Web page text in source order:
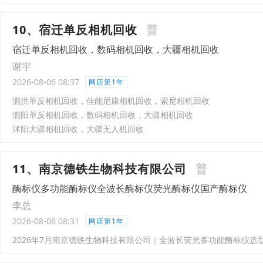
10、宿迁单反相机回收 普
宿迁单反相机回收，数码相机回收，大疆相机回收
谢宇
2026-08-06 08:37 网店第1年
泗洪单反相机回收，佳能尼康相机回收，索尼相机回收
泗阳单反相机回收，数码相机回收，大疆相机回收
沭阳大疆相机回收，大疆无人机回收
11、南京德铁生物科技有限公司 普
酶标仪多功能酶标仪全波长酶标仪荧光酶标仪国产酶标仪
李总
2026-08-06 08:31 网店第1年
2026年7月南京德铁生物科技有限公司｜全波长荧光多功能酶标仪选